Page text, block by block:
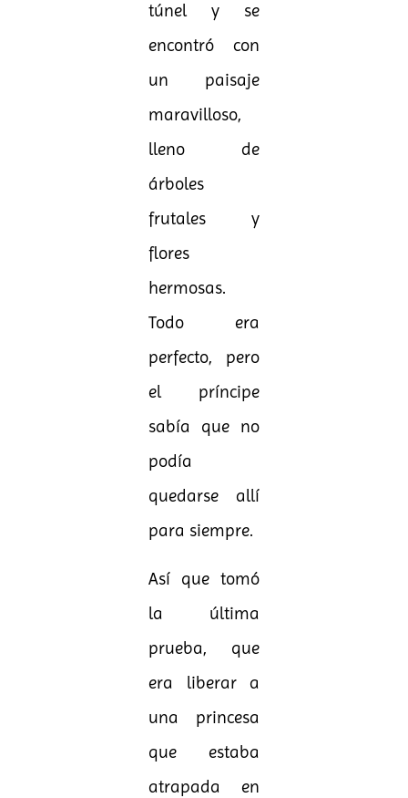
túnel y se
encontró con
un paisaje
maravilloso,
lleno de
árboles
frutales y
flores
hermosas.
Todo era
perfecto, pero
el príncipe
sabía que no
podía
quedarse allí
para siempre.
Así que tomó
la última
prueba, que
era liberar a
una princesa
que estaba
atrapada en